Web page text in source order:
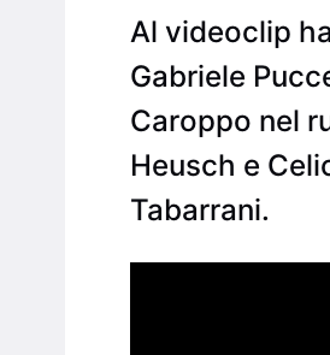
Al videoclip
Gabriele
Caroppo nel
Heusch e
Tabarrani.